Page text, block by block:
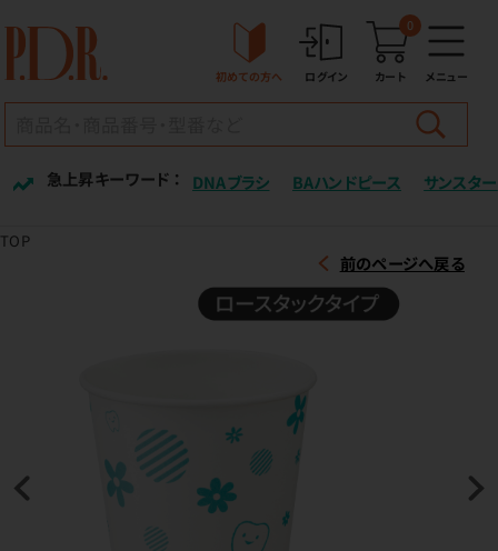
初めての方へ ログイン カート
0
メニュー
急上昇キーワード ： DNAブラシ BAハンドピース サンスター
TOP
前のページへ戻る